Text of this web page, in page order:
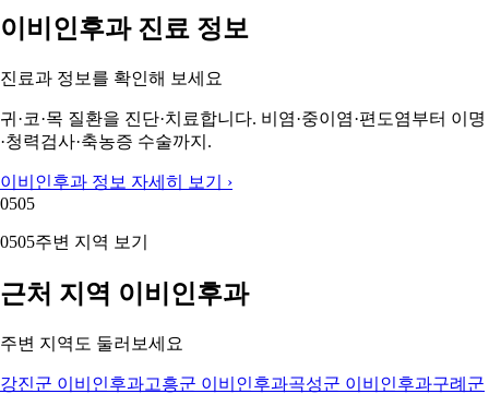
이비인후과 진료 정보
진료과 정보를 확인해 보세요
귀·코·목 질환을 진단·치료합니다. 비염·중이염·편도염부터 이명
·청력검사·축농증 수술까지.
이비인후과 정보 자세히 보기 ›
0505
0505주변 지역 보기
근처 지역 이비인후과
주변 지역도 둘러보세요
강진군 이비인후과고흥군 이비인후과곡성군 이비인후과구례군